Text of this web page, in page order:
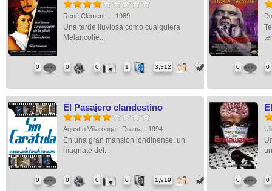
René Clément - - 1969
Una tarde lluviosa como cualquiera
Melancolie....
0 0 0 1 3,312 0 0
El Pasajero clandestino
Agustín Villaronga - Drama - 1994
En una gran mansión londinense, un
magnate del...
0 0 0 0 1,919 0 0